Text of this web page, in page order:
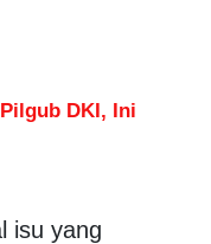
DKI, Ini
isu yang